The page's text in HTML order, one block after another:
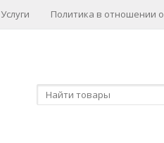
Услуги Политика в отношении